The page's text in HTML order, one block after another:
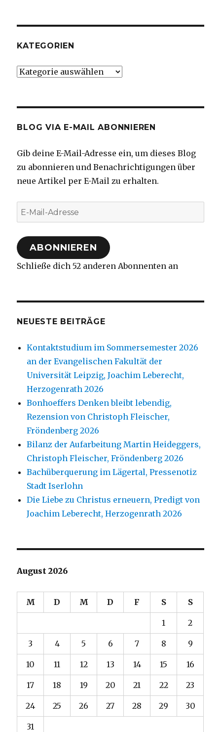
KATEGORIEN
Kategorien
BLOG VIA E-MAIL ABONNIEREN
Gib deine E-Mail-Adresse ein, um dieses Blog
zu abonnieren und Benachrichtigungen über
neue Artikel per E-Mail zu erhalten.
E-
Mail-
Adresse
ABONNIEREN
Schließe dich 52 anderen Abonnenten an
NEUESTE BEITRÄGE
Kontaktstudium im Sommersemester 2026
an der Evangelischen Fakultät der
Universität Leipzig, Joachim Leberecht,
Herzogenrath 2026
Bonhoeffers Denken bleibt lebendig,
Rezension von Christoph Fleischer,
Fröndenberg 2026
Bilanz der Aufarbeitung Martin Heideggers,
Christoph Fleischer, Fröndenberg 2026
Bachüberquerung im Lägertal, Pressenotiz
Stadt Iserlohn
Die Liebe zu Christus erneuern, Predigt von
Joachim Leberecht, Herzogenrath 2026
August 2026
M D M D F S S
1 2
3 4 5 6 7 8 9
10 11 12 13 14 15 16
17 18 19 20 21 22 23
24 25 26 27 28 29 30
31